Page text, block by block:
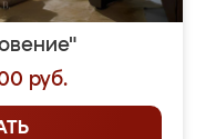
руб.